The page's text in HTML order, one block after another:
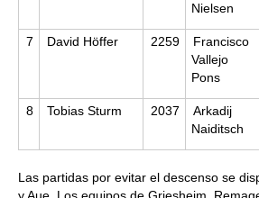
Nielsen
7 David Höffer 2259
Francisco
Vallejo
Pons
8 Tobias Sturm 2037
Arkadij
Naiditsch
Las partidas por evitar el descenso se